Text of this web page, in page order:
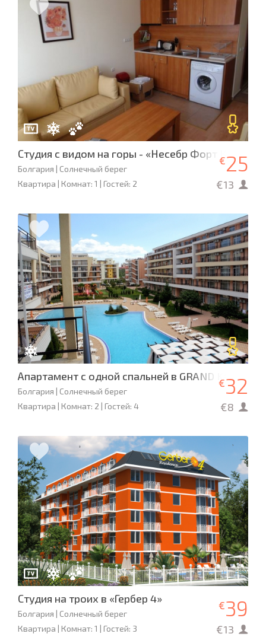
Студия с видом на горы - «Несебр Форт Клаб» L-
Болгария | Солнечный берег
Квартира | Комнат: 1 | Гостей: 2
€25
€13
Апартамент с одной спальней в GRAND KAMELIA
Болгария | Солнечный берег
Квартира | Комнат: 2 | Гостей: 4
€32
€8
Студия на троих в «Гербер 4»
Болгария | Солнечный берег
Квартира | Комнат: 1 | Гостей: 3
€39
€13